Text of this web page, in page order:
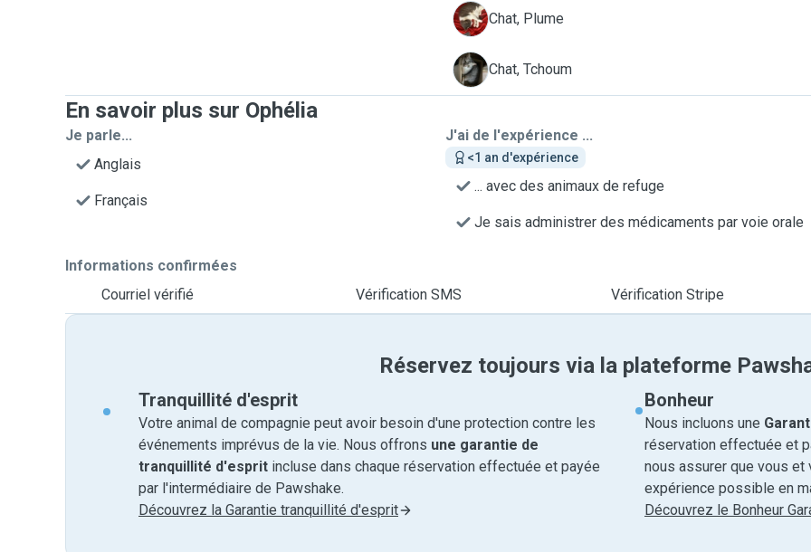
P Chat, Plume
T Chat, Tchoum
En savoir plus sur Ophélia
Je parle...
Anglais
Français
J'ai de l'expérience ...
<1 an d'expérience
... avec des animaux de refuge
Je sais administrer des médicaments par voie orale
Informations confirmées
Courriel vérifié
Vérification SMS Vérification Stripe
Réservez toujours via la plateforme
Tranquillité d'esprit
Votre animal de compagnie peut avoir besoin d'une protection contre les
événements imprévus de la vie. Nous offrons une garantie de
tranquillité d'esprit incluse dans chaque réservation effectuée et payée
par l'intermédiaire de Pawshake.
Découvrez la Garantie tranquillité d'esprit
Bonheur
Nous incluons une
réservation effectuée et
nous assurer que vous
expérience possible en
Découvrez le Bonheur